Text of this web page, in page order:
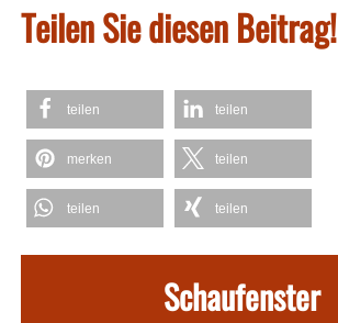
Teilen Sie diesen Beitrag!
teilen teilen
merken teilen
teilen teilen
Schaufenster